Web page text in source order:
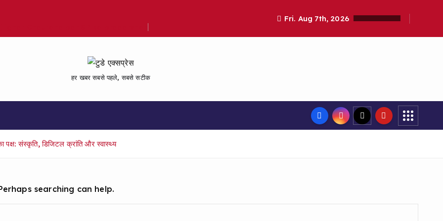
Fri. Aug 7th, 2026
हर खबर सबसे पहले, सबसे सटीक
संस्कृति, डिजिटल क्रांति और स्वास्थ्य
searching can help.